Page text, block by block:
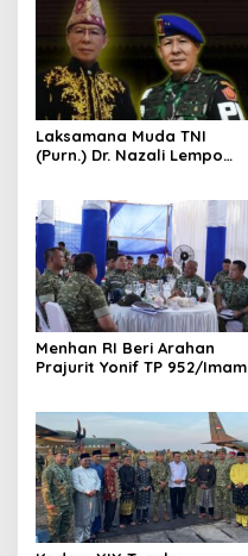
Laksamana Muda TNI
(Purn.) Dr. Nazali Lempo
Tegas, Berintegritas, dan
Tidak Berkompromi
terhadap Penegakan
Hukum
Menhan RI Beri Arahan
Prajurit Yonif TP 952/Imam
Penguatan Satuan